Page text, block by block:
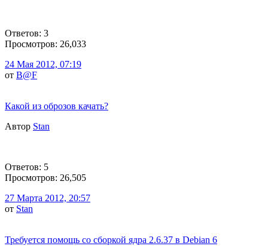
Ответов: 3
Просмотров: 26,033
24 Мая 2012, 07:19
от B@F
Какой из оброзов качать?
Автор Stan
Ответов: 5
Просмотров: 26,505
27 Марта 2012, 20:57
от Stan
Требуется помощь со сборкой ядра 2.6.37 в Debian 6